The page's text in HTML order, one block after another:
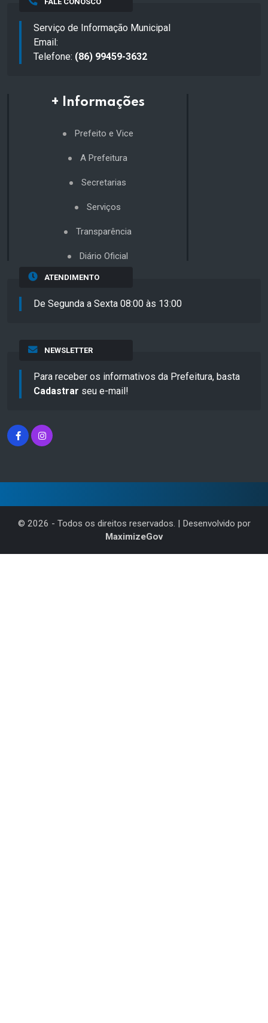
Serviço de Informação Municipal
Email:
Telefone: (86) 99459-3632
+ Informações
Prefeito e Vice
A Prefeitura
Secretarias
Serviços
Transparência
Diário Oficial
ATENDIMENTO
De Segunda a Sexta 08:00 às 13:00
NEWSLETTER
Para receber os informativos da Prefeitura, basta
Cadastrar seu e-mail!
© 2026 - Todos os direitos reservados. | Desenvolvido por
MaximizeGov